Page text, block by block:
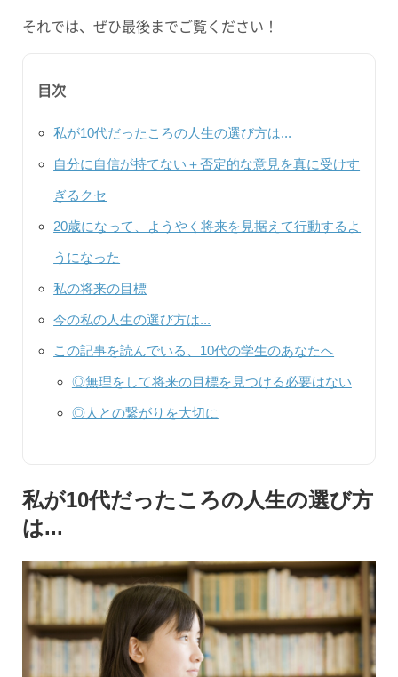
それでは、ぜひ最後までご覧ください！
目次
私が10代だったころの人生の選び方は...
自分に自信が持てない＋否定的な意見を真に受けす
ぎるクセ
20歳になって、ようやく将来を見据えて行動するよ
うになった
私の将来の目標
今の私の人生の選び方は...
この記事を読んでいる、10代の学生のあなたへ
◎無理をして将来の目標を見つける必要はない
◎人との繋がりを大切に
私が10代だったころの人生の選び方
は...